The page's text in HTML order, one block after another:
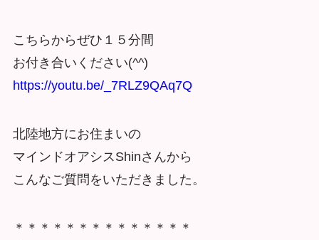
こちらからぜひ１５分間
お付き合いください(^^)
https://youtu.be/_7RLZ9QAq7Q
北陸地方にお住まいの
マインドオアシスShinさんから
こんなご質問をいただきました。
＊＊＊＊＊＊＊＊＊＊＊＊＊＊